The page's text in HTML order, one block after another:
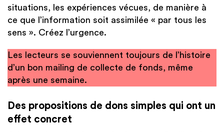
situations, les expériences vécues, de manière à
ce que l’information soit assimilée « par tous les
sens ». Créez l’urgence.
Les lecteurs se souviennent toujours de l’histoire
d’un bon mailing de collecte de fonds, même
après une semaine.
Des propositions de dons simples qui ont un
effet concret